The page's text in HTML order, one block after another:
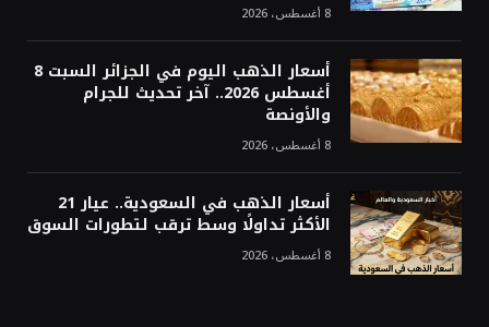
8 أغسطس، 2026
أسعار الذهب اليوم في الجزائر السبت 8
أغسطس 2026.. آخر تحديث للجرام
والأونصة
8 أغسطس، 2026
أسعار الذهب في السعودية.. عيار 21
الأكثر تداولًا وسط ترقب لتطورات السوق
8 أغسطس، 2026